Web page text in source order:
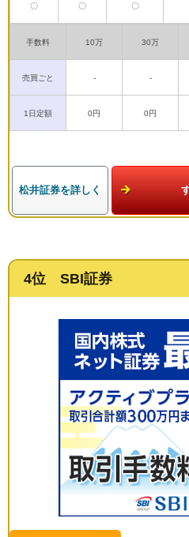
〇 〇 〇
手数料 10万 30万
売買ごと - -
1日定額 0円 0円
松井証券を詳しく
4位 SBI証券